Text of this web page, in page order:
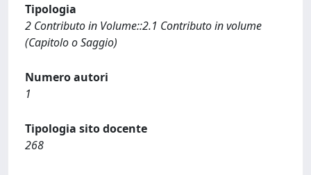
Tipologia
2 Contributo in Volume::2.1 Contributo in volume
(Capitolo o Saggio)
Numero autori
1
Tipologia sito docente
268